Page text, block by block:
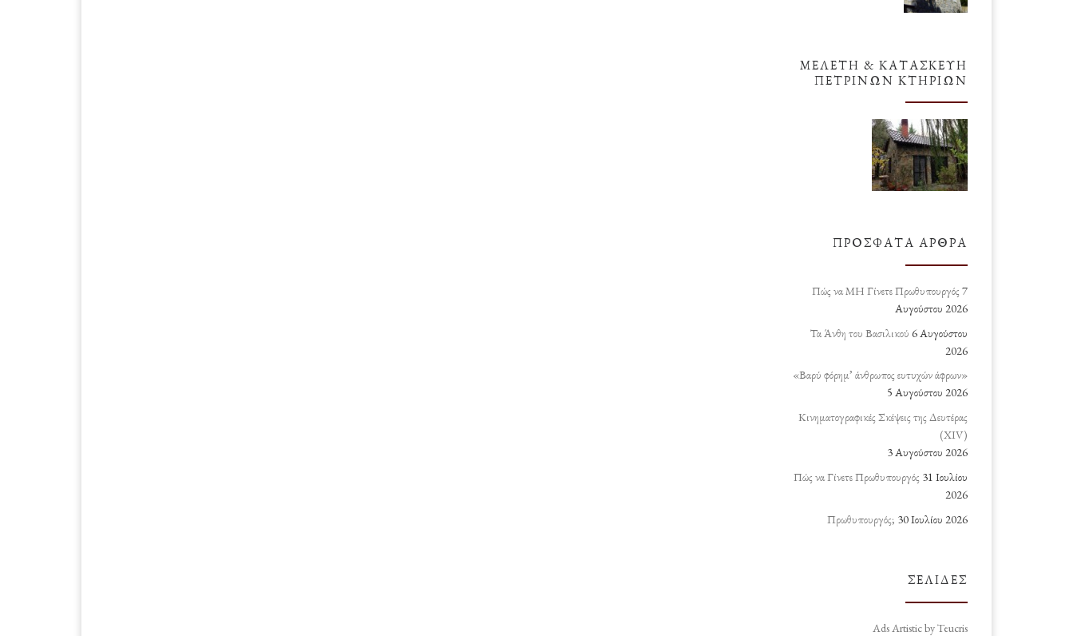
ΜΕΛΈΤΗ & ΚΑΤΑΣΚΕΥΉ
ΠΈΤΡΙΝΩΝ ΚΤΗΡΊΩΝ
ΠΡΌΣΦΑΤΑ ΆΡΘΡΑ
Πώς να ΜΗ Γίνετε Πρωθυπουργός 7
Αυγούστου 2026
Τα Άνθη του Βασιλικού 6 Αυγούστου
2026
«Βαρύ φόρημ’ άνθρωπος ευτυχών άφρων»
5 Αυγούστου 2026
Κινηματογραφικές Σκέψεις της Δευτέρας
(ΧΙV)
3 Αυγούστου 2026
Πώς να Γίνετε Πρωθυπουργός 31 Ιουλίου
2026
Πρωθυπουργός; 30 Ιουλίου 2026
ΣΕΛΊΔΕΣ
Ads Artistic by Teucris